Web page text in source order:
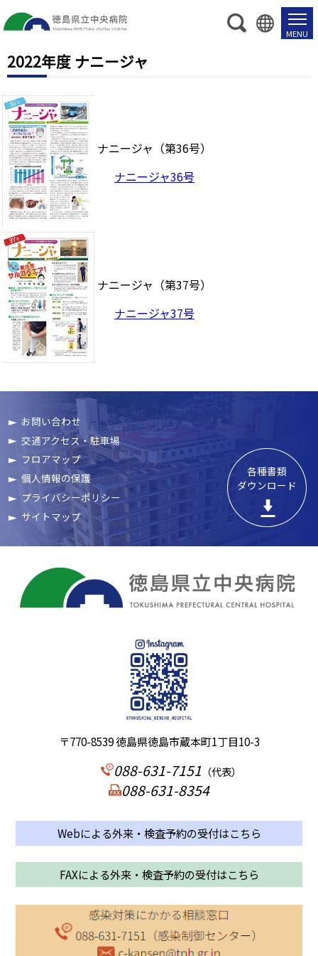
2022年度 ナニージャ
ナニージャ（第36号）
ナニージャ36号
ナニージャ（第37号）
ナニージャ37号
お問い合わせ
交通アクセス・駐車場
フロアマップ
個人情報の保護
プライバシーポリシー
サイトマップ
各種書類
ダウンロード
〒770-8539 徳島県徳島市蔵本町1丁目10-3
088-631-7151 （代表）
088-631-8354
Webによる外来・検査予約の受付はこちら
FAXによる外来・検査予約の受付はこちら